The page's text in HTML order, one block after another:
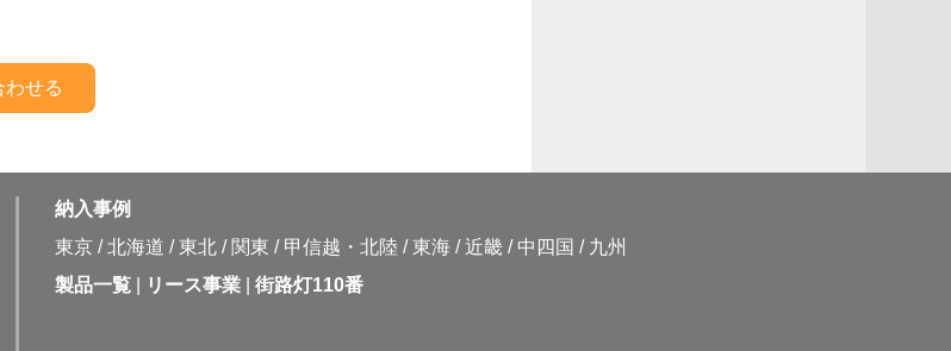
納入事例
東京 /北海道 /東北 / 関東 / 甲信越・北陸 /東海 /近畿 / 中四国 / 九州
製品一覧
リース事業 街路灯110番